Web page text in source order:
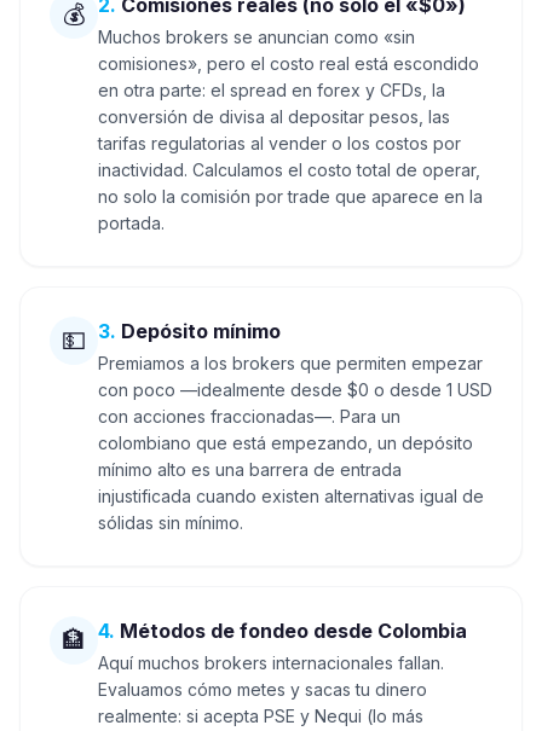
💰 2. Comisiones reales (no solo el «$0»)
Muchos brokers se anuncian como «sin
comisiones», pero el costo real está escondido
en otra parte: el spread en forex y CFDs, la
conversión de divisa al depositar pesos, las
tarifas regulatorias al vender o los costos por
inactividad. Calculamos el costo total de operar,
no solo la comisión por trade que aparece en la
portada.
💵 3. Depósito mínimo
Premiamos a los brokers que permiten empezar
con poco —idealmente desde $0 o desde 1 USD
con acciones fraccionadas—. Para un
colombiano que está empezando, un depósito
mínimo alto es una barrera de entrada
injustificada cuando existen alternativas igual de
sólidas sin mínimo.
🏦 4. Métodos de fondeo desde Colombia
Aquí muchos brokers internacionales fallan.
Evaluamos cómo metes y sacas tu dinero
realmente: si acepta PSE y Nequi (lo más